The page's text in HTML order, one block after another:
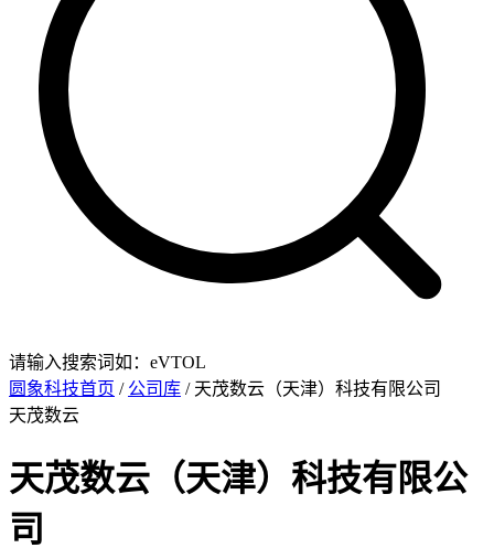
请输入搜索词如：eVTOL
圆象科技首页 / 公司库 / 天茂数云（天津）科技有限公司
天茂数云
天茂数云（天津）科技有限公
司